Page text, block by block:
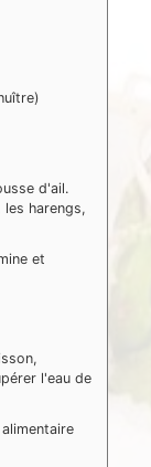
d'ail.
les harengs,
et
l'eau de